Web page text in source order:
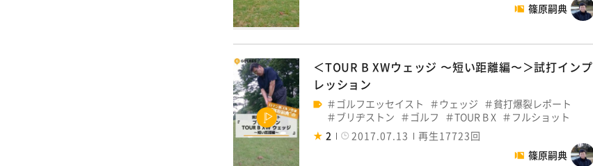
篠原嗣典
＜TOUR B XWウェッジ 〜短い距離編〜＞試打インプ
レッション
ゴルフエッセイスト ウェッジ
貧打爆裂レポート
ブリヂストン
ゴルフ TOUR B X
フルショット
2
2017.07.13
再生17723回
篠原嗣典